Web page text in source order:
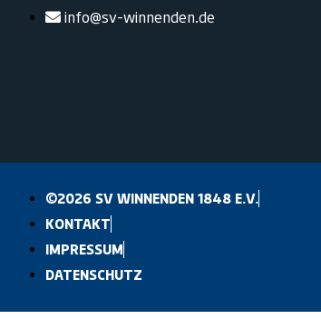
info@sv-winnenden.de
©2026 SV WINNENDEN 1848 E.V.
KONTAKT
IMPRESSUM
DATENSCHUTZ